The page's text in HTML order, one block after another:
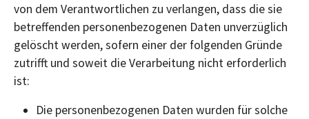
von dem Verantwortlichen zu verlangen, dass die sie
betreffenden personenbezogenen Daten unverzüglich
gelöscht werden, sofern einer der folgenden Gründe
zutrifft und soweit die Verarbeitung nicht erforderlich
ist:
Die personenbezogenen Daten wurden für solche